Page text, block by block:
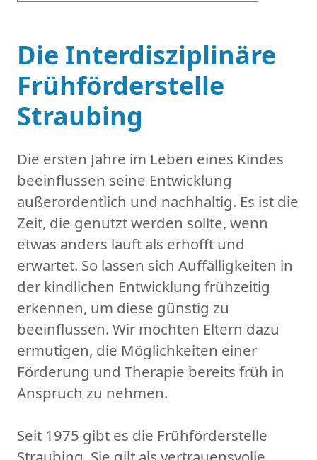
Die Interdisziplinäre
Frühförderstelle
Straubing
Die ersten Jahre im Leben eines Kindes
beeinflussen seine Entwicklung
außerordentlich und nachhaltig. Es ist die
Zeit, die genutzt werden sollte, wenn
etwas anders läuft als erhofft und
erwartet. So lassen sich Auffälligkeiten in
der kindlichen Entwicklung frühzeitig
erkennen, um diese günstig zu
beeinflussen. Wir möchten Eltern dazu
ermutigen, die Möglichkeiten einer
Förderung und Therapie bereits früh in
Anspruch zu nehmen.
Seit 1975 gibt es die Frühförderstelle